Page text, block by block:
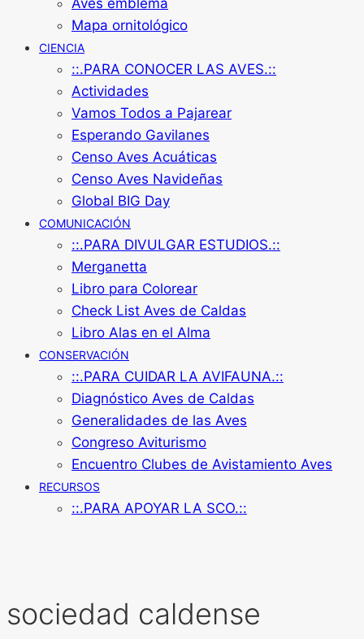
Aves emblema
Mapa ornitológico
CIENCIA
::.PARA CONOCER LAS AVES.::
Actividades
Vamos Todos a Pajarear
Esperando Gavilanes
Censo Aves Acuáticas
Censo Aves Navideñas
Global BIG Day
COMUNICACIÓN
::.PARA DIVULGAR ESTUDIOS.::
Merganetta
Libro para Colorear
Check List Aves de Caldas
Libro Alas en el Alma
CONSERVACIÓN
::.PARA CUIDAR LA AVIFAUNA.::
Diagnóstico Aves de Caldas
Generalidades de las Aves
Congreso Aviturismo
Encuentro Clubes de Avistamiento Aves
RECURSOS
::.PARA APOYAR LA SCO.::
sociedad caldense